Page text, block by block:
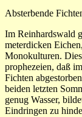
Absterbende
Im Reinhardswald
meterdicken
Monokulturen.
prophezeien, daß
Fichten
beiden letzten
genug Wasser,
Eindringen zu